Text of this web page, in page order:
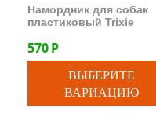
Намордник для собак
пластиковый Trixie
570Р
ВЫБЕРИТЕ
ВАРИАЦИЮ